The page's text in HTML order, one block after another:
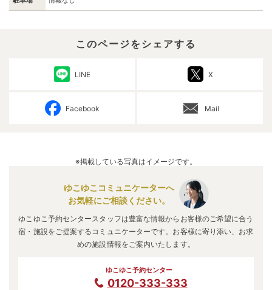
このページをシェアする
LINE X
Facebook Mail
※掲載している写真はイメージです。
ゆこゆこコミュニケーターへ
お気軽にご相談ください。
ゆこゆこ予約センタースタッフは豊富な情報からお客様のご希望に合う
宿・施設をご提案するコミュニケーターです。お客様に寄り添い、お求
めの施設情報をご案内いたします。
ゆこゆこ予約センター
0120-333-333